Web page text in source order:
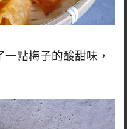
點梅子的酸甜味，